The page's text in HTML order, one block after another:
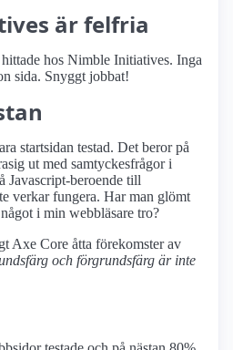
är felfria
hos Nimble Initiatives. Inga
sida. Snyggt jobbat!
startsidan testad. Det beror på
ut med samtyckesfrågor i
Javascript-beroende till
verkar fungera. Har man glömt
i min webbläsare tro?
Axe Core åtta förekomster av
och förgrundsfärg är inte